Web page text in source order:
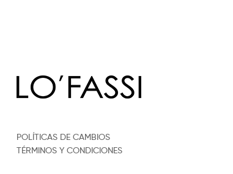
POLÍTICAS DE CAMBIOS
TÉRMINOS Y CONDICIONES